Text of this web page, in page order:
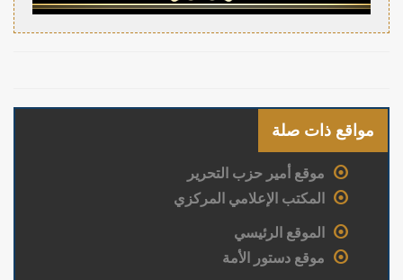
مواقع ذات صلة
موقع أمير حزب التحرير
المكتب الإعلامي المركزي
الموقع الرئيسي
موقع دستور الأمة